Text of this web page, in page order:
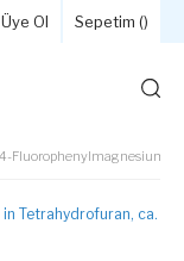
Üye Ol Sepetim ()
4-Fluorophenylmagnesium